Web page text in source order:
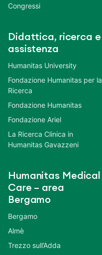
Congressi
Didattica, ricerca e
assistenza
Humanitas University
Fondazione Humanitas per la
Ricerca
Fondazione Humanitas
Fondazione Ariel
La Ricerca Clinica in
Humanitas Gavazzeni
Humanitas Medical
Care – area
Bergamo
Bergamo
Almè
Trezzo sull’Adda